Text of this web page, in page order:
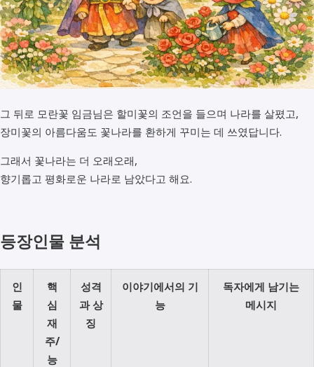
그 뒤로 모란꽃 임금님은 할미꽃의 조언을 들으며 나라를 살폈고,
장미꽃의 아름다움도 꽃나라를 환하게 꾸미는 데 쓰였답니다.
그래서 꽃나라는 더 오래오래,
향기롭고 평화로운 나라로 남았다고 해요.
등장인물 분석
인
물
핵
심
재
주/
능
성격
과 상
징
이야기에서의 기
능
독자에게 남기는
메시지